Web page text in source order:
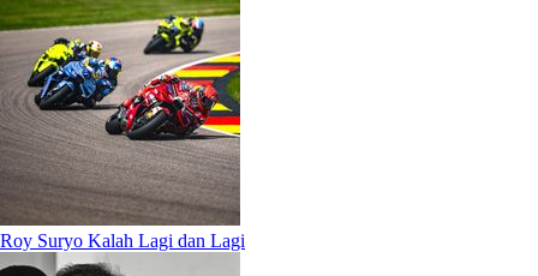
Roy Suryo Kalah Lagi dan Lagi